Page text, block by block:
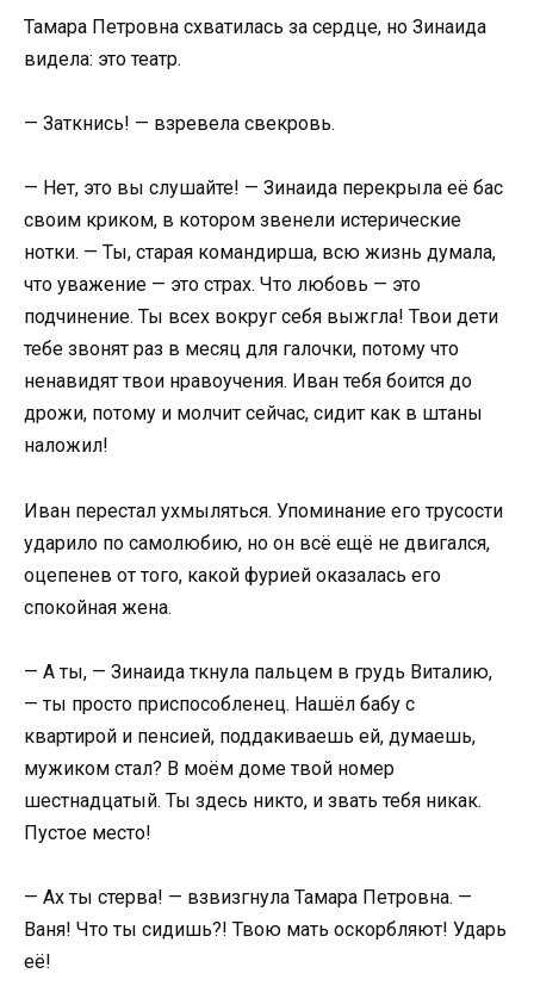
Тамара Петровна схватилась за сердце, но Зинаида
видела: это театр.
— Заткнись! — взревела свекровь.
— Нет, это вы слушайте! — Зинаида перекрыла её бас
своим криком, в котором звенели истерические
нотки. — Ты, старая командирша, всю жизнь думала,
что уважение — это страх. Что любовь — это
подчинение. Ты всех вокруг себя выжгла! Твои дети
тебе звонят раз в месяц для галочки, потому что
ненавидят твои нравоучения. Иван тебя боится до
дрожи, потому и молчит сейчас, сидит как в штаны
наложил!
Иван перестал ухмыляться. Упоминание его трусости
ударило по самолюбию, но он всё ещё не двигался,
оцепенев от того, какой фурией оказалась его
спокойная жена.
— А ты, — Зинаида ткнула пальцем в грудь Виталию,
— ты просто приспособленец. Нашёл бабу с
квартирой и пенсией, поддакиваешь ей, думаешь,
мужиком стал? В моём доме твой номер
шестнадцатый. Ты здесь никто, и звать тебя никак.
Пустое место!
— Ах ты стерва! — взвизгнула Тамара Петровна. —
Ваня! Что ты сидишь?! Твою мать оскорбляют! Ударь
её!